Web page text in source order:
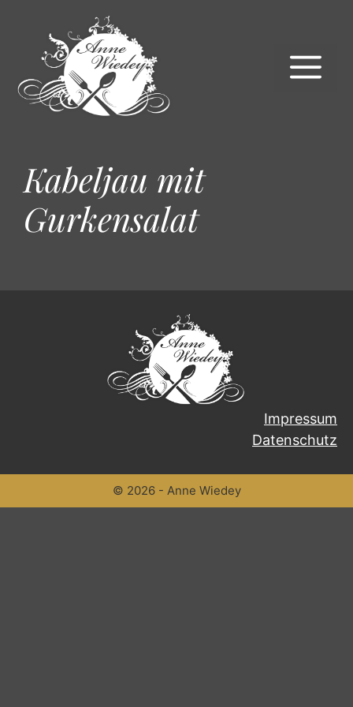
springen
Kabeljau mit
Gurkensalat
Impressum
Datenschutz
© 2026 - Anne Wiedey